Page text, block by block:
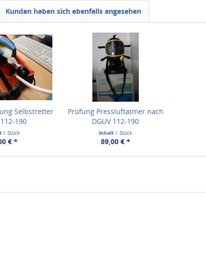
Kunden haben sich ebenfalls angesehen
Selbstretter
190
1 Stück
€ *
Prüfung Pressluftatmer nach
DGUV 112-190
Inhalt 1 Stück
89,00 € *